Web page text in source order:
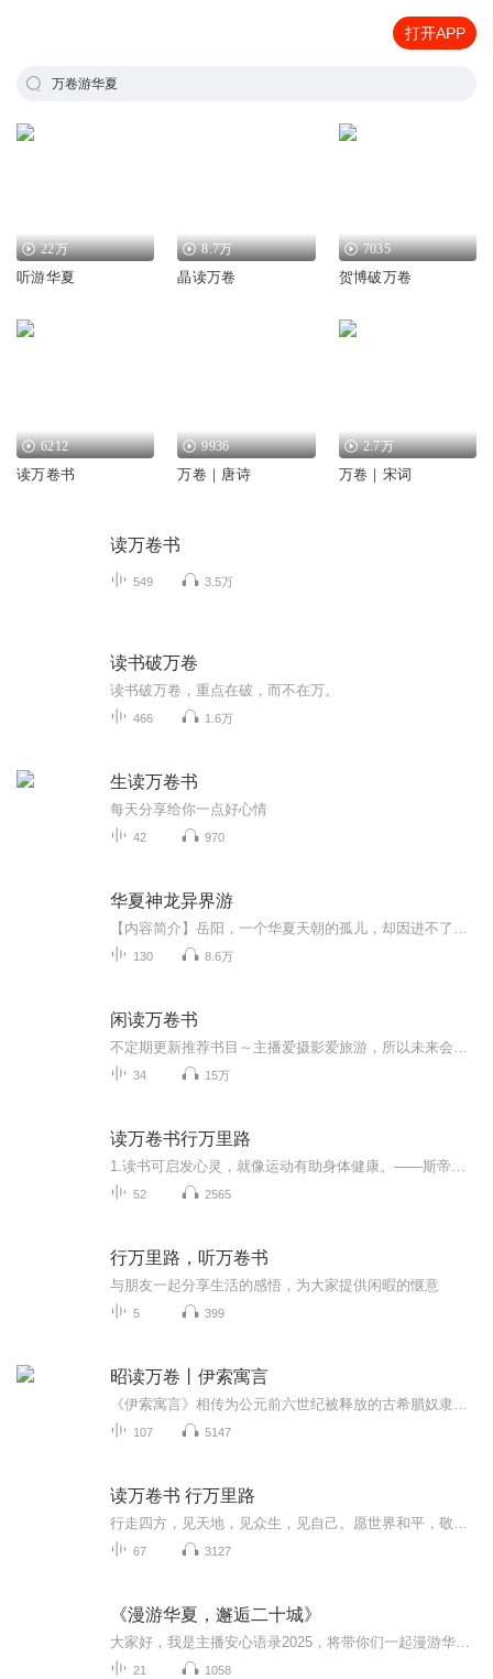
打开APP
万卷游华夏
22万
听游华夏
8.7万
晶读万卷
7035
贺博破万卷
6212
读万卷书
9936
万卷｜唐诗
2.7万
万卷｜宋词
读万卷书
549 3.5万
读书破万卷
读书破万卷，重点在破，而不在万。
466 1.6万
生读万卷书
每天分享给你一点好心情
42 970
华夏神龙异界游
130 8.6万
闲读万卷书
34 15万
读万卷书行万里路
52 2565
行万里路，听万卷书
与朋友一起分享生活的感悟，为大家提供闲暇的惬意
5 399
昭读万卷丨伊索寓言
107 5147
读万卷书 行万里路
67 3127
《漫游华夏，邂逅二十城》
21 1058